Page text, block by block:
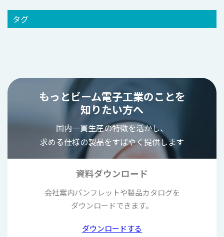
タグ
もっとビーム電子工業のことを
知りたい方へ
国内一貫生産の特徴を活かし、
求める仕様の製品をすばやく提供します
資料ダウンロード
会社案内パンフレットや製品カタログを
ダウンロードできます。
ダウンロードする